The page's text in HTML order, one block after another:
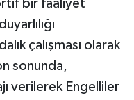
bir faaliyet
çalışması olarak
sonunda,
verilerek Engelliler